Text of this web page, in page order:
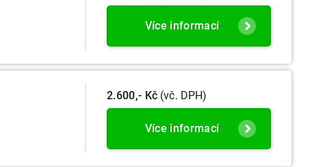
Více informací
2.600,- Kč (vč. DPH)
Více informací